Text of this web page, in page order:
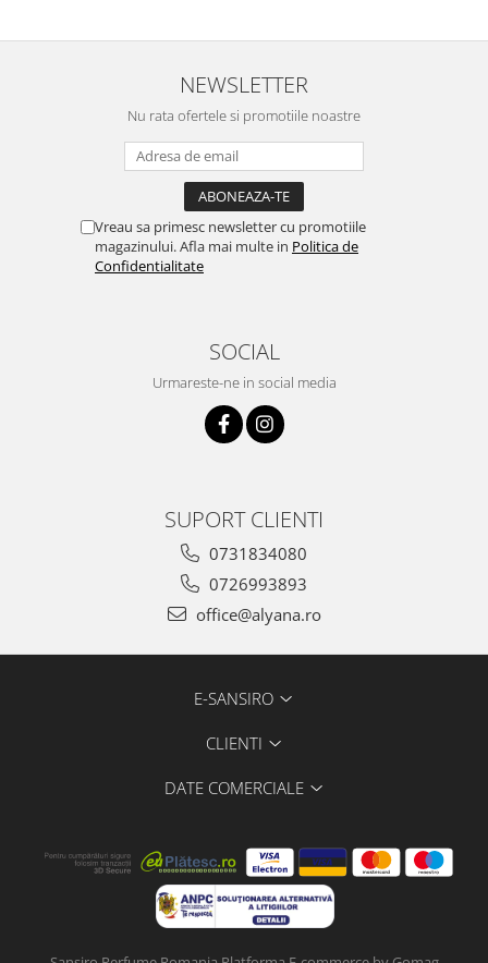
NEWSLETTER
Nu rata ofertele si promotiile noastre
Vreau sa primesc newsletter cu promotiile
magazinului. Afla mai multe in Politica de
Confidentialitate
SOCIAL
Urmareste-ne in social media
SUPORT CLIENTI
0731834080
0726993893
office@alyana.ro
E-SANSIRO
CLIENTI
DATE COMERCIALE